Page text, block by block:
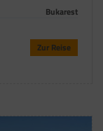
Bukarest
Zur Reise